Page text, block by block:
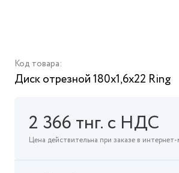
Код товара:
Диск отрезной 180х1,6х22 Ring
2 366 тнг. с НДС
Цена действительна при заказе в интернет-